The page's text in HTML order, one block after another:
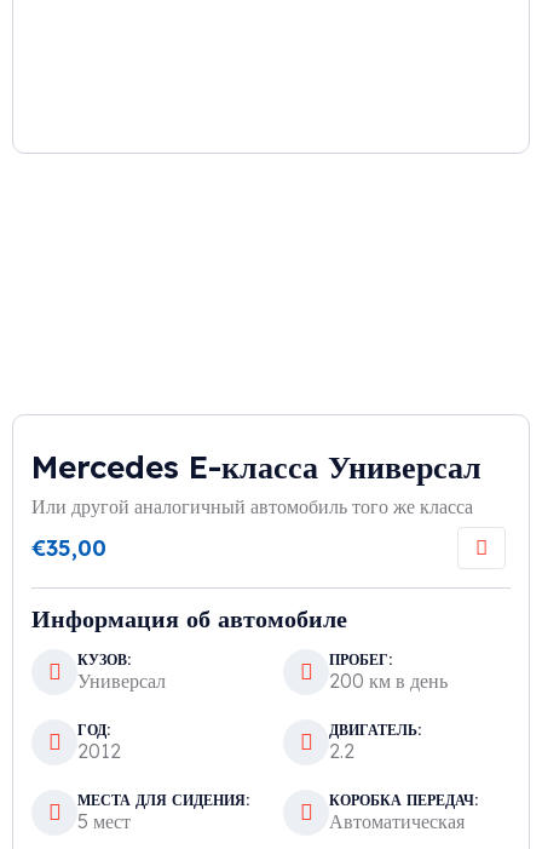
Mercedes E-класса Универсал
Или другой аналогичный автомобиль того же класса
€35,00
Информация об автомобиле
КУЗОВ:
Универсал
ПРОБЕГ:
200 км в день
ГОД:
2012
ДВИГАТЕЛЬ:
2.2
МЕСТА ДЛЯ СИДЕНИЯ:
5 мест
КОРОБКА ПЕРЕДАЧ:
Автоматическая